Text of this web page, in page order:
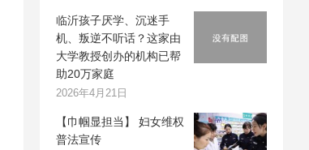
临沂孩子厌学、沉迷手
机、叛逆不听话？这家由
大学教授创办的机构已帮
助20万家庭
2026年4月21日
【巾帼显担当】 妇女维权
普法宣传